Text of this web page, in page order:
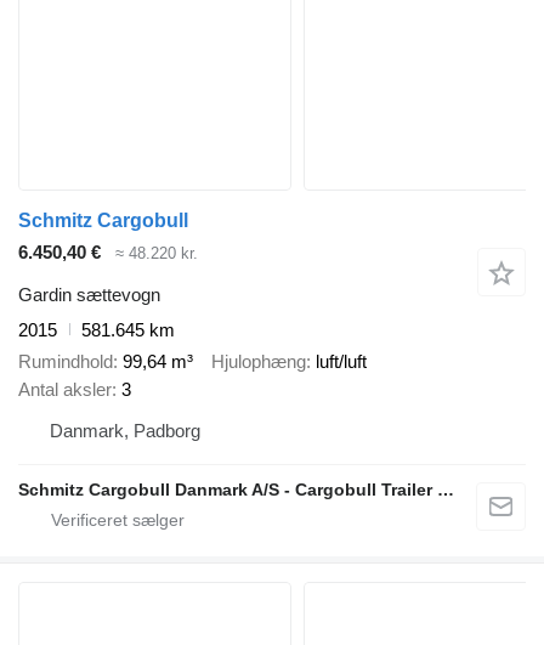
Schmitz Cargobull
6.450,40 €
≈ 48.220 kr.
Gardin sættevogn
2015
581.645 km
Rumindhold 99,64 m³ Hjulophæng luft/luft
Antal aksler 3
Danmark, Padborg
Schmitz Cargobull Danmark A/S - Cargobull Trailer Store